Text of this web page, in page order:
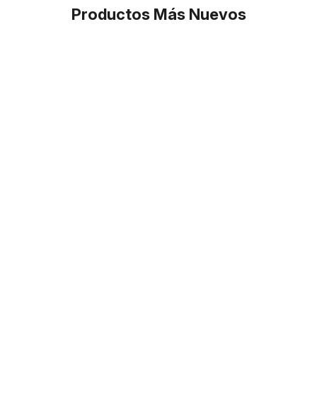
Productos Más Nuevos